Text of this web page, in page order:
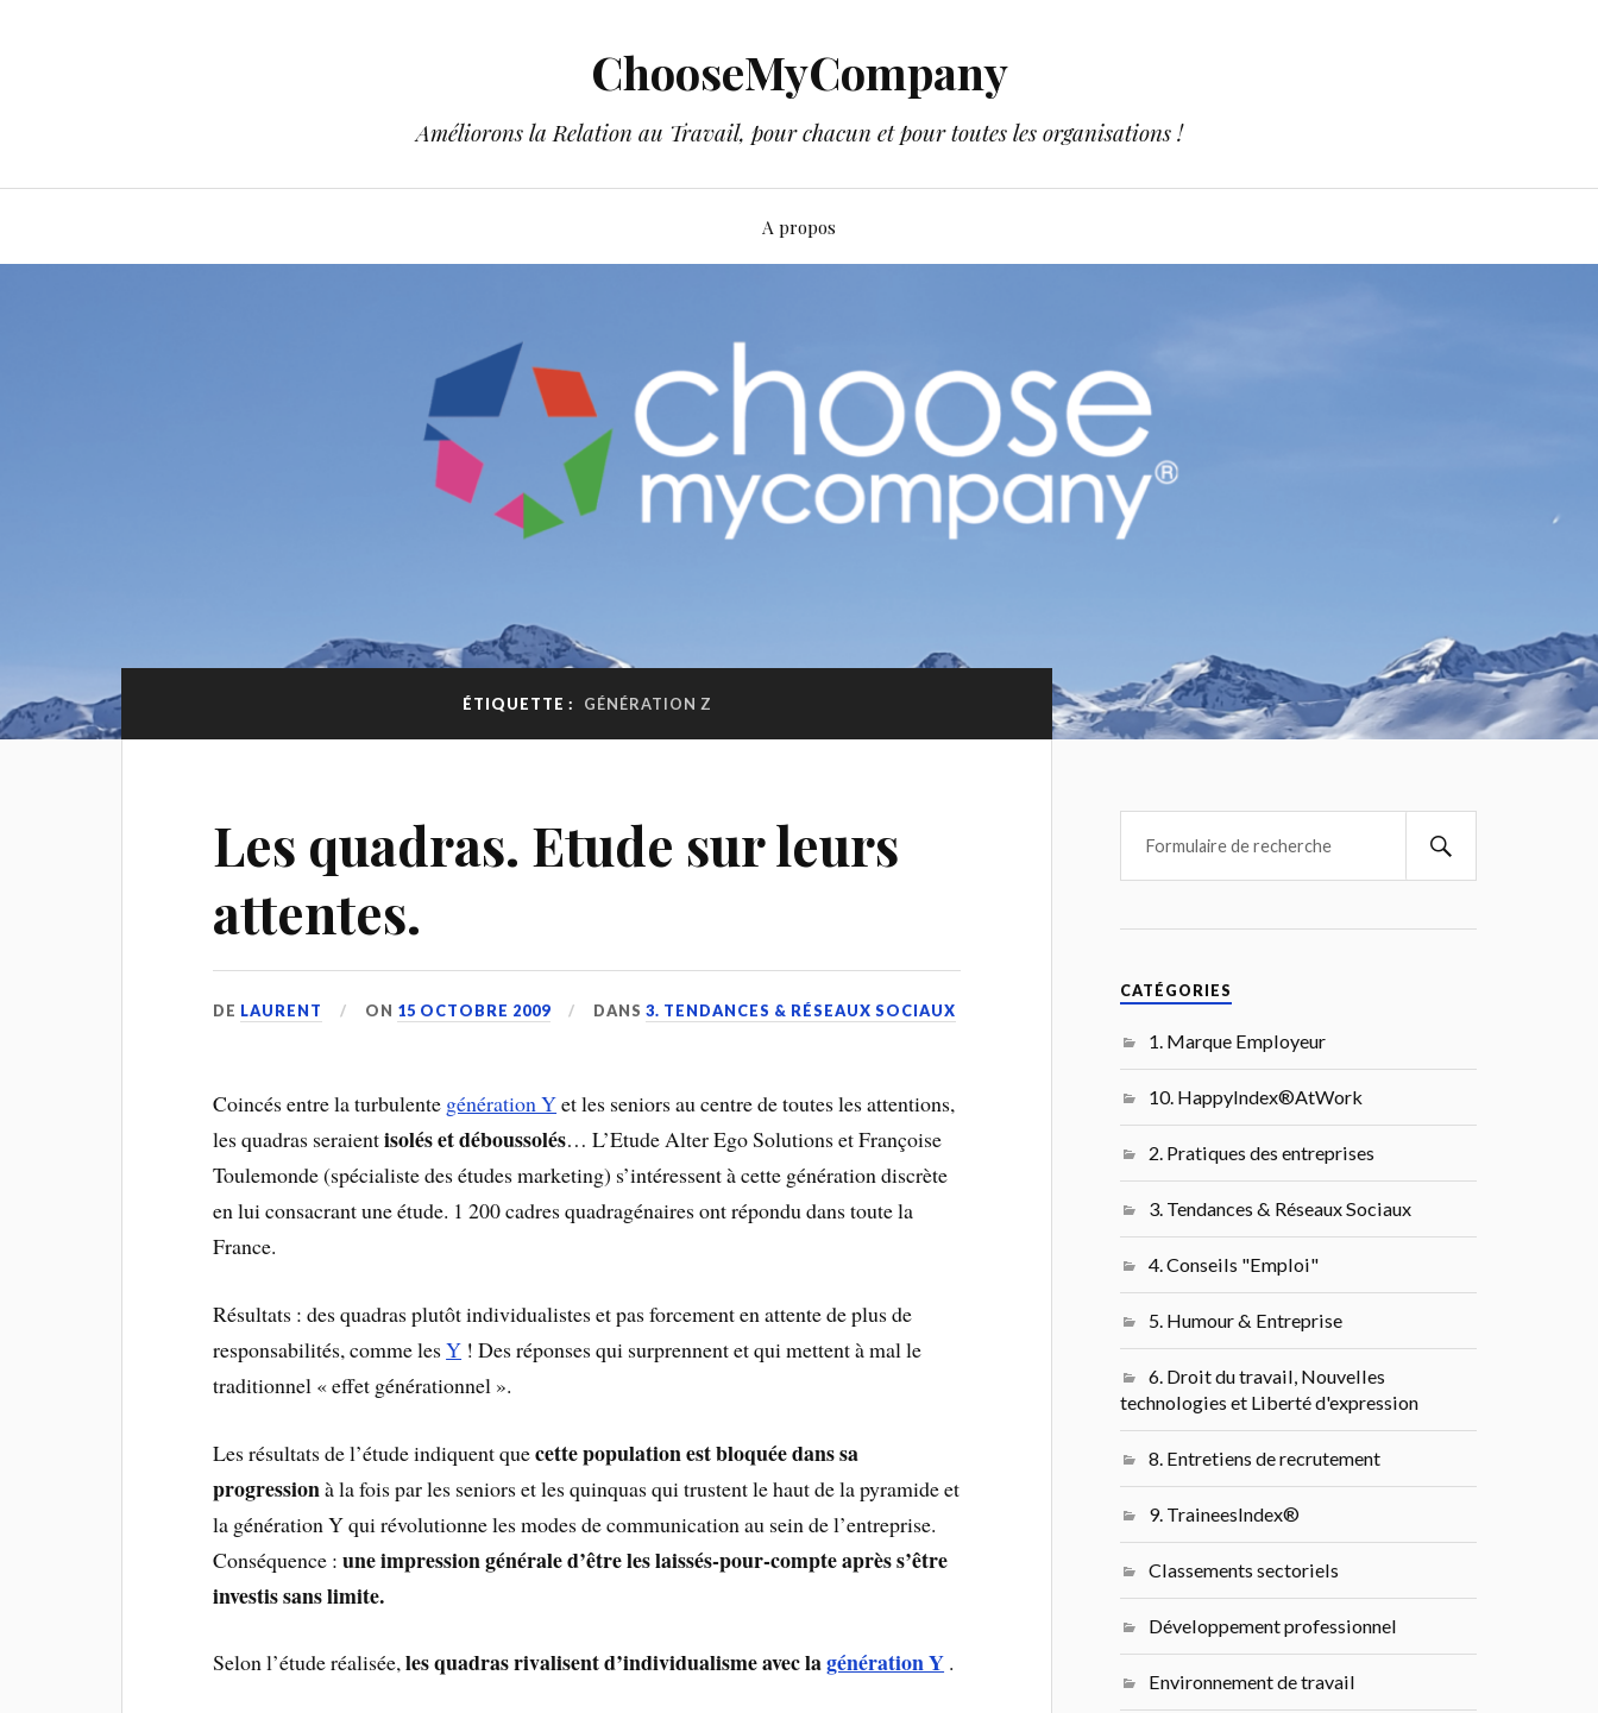
ChooseMyCompany
Améliorons la Relation au Travail, pour chacun et pour toutes les organisations !
A propos
ÉTIQUETTE : GÉNÉRATION Z
Les quadras. Etude sur leurs
attentes.
DE LAURENT ON 15 OCTOBRE 2009 DANS3. TENDANCES & RÉSEAUX SOCIAUX
Coincés entre la turbulente génération Yet les seniors au centre de toutes les attentions,
les quadras seraientisolés et déboussolés… L’Etude Alter Ego Solutions et Françoise
Toulemonde (spécialiste des études marketing) s’intéressent à cette génération discrète
en lui consacrant une étude. 1 200 cadres quadragénaires ont répondu dans toute la
France.
Résultats : des quadras plutôt individualistes et pas forcement en attente de plus de
responsabilités, comme lesY ! Des réponses qui surprennent et qui mettent à mal le
traditionnel « effet générationnel ».
Les résultats de l’étude indiquent quecette population est bloquée dans sa
progressionà la fois par les seniors et les quinquas qui trustent le haut de la pyramide et
la génération Y qui révolutionne les modes de communication au sein de l’entreprise.
Conséquence : une impression générale d’être les laissés-pour-compte après s’être
investis sans limite.
Selon l’étude réalisée,les quadras rivalisent d’individualisme avec lagénération Y .
CATÉGORIES
1. Marque Employeur
10. HappyIndex®AtWork
2. Pratiques des entreprises
3. Tendances & Réseaux Sociaux
4. Conseils "Emploi"
5. Humour & Entreprise
6. Droit du travail, Nouvelles
technologies et Liberté d'expression
8. Entretiens de recrutement
9. TraineesIndex®
Classements sectoriels
Développement professionnel
Environnement de travail